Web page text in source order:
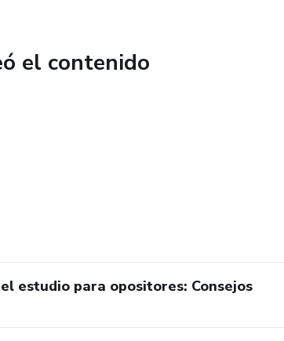
el contenido
estudio para opositores: Consejos